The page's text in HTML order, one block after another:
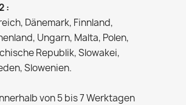
:
Dänemark, Finnland,
Ungarn, Malta, Polen,
Republik, Slowakei,
Slowenien.
von 5 bis 7 Werktagen